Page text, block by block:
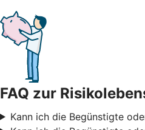
FAQ zur
Kann ich die Begünstigte